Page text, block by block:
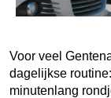
Voor veel
dagelijkse
minutenlang